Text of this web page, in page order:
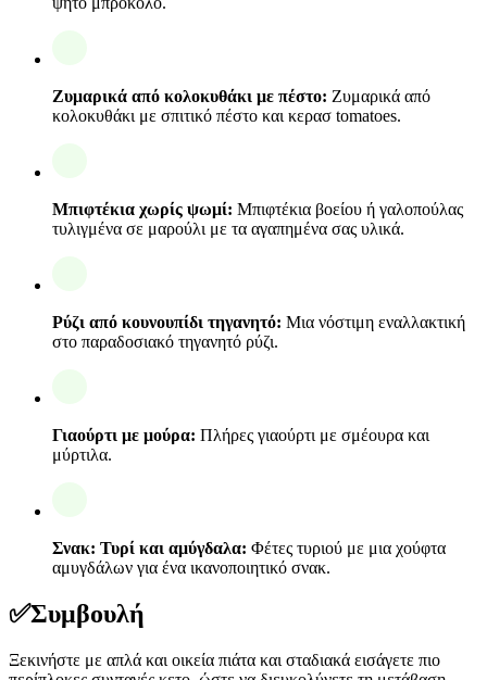
Ζυμαρικά από κολοκυθάκι με πέστο: Ζυμαρικά από
κολοκυθάκι με σπιτικό πέστο και κερασ tomatoes.
Μπιφτέκια χωρίς ψωμί: Μπιφτέκια βοείου ή γαλοπούλας
τυλιγμένα σε μαρούλι με τα αγαπημένα σας υλικά.
Ρύζι από κουνουπίδι τηγανητό: Μια νόστιμη εναλλακτική
στο παραδοσιακό τηγανητό ρύζι.
Γιαούρτι με μούρα: Πλήρες γιαούρτι με σμέουρα και
μύρτιλα.
Σνακ: Τυρί και αμύγδαλα: Φέτες τυριού με μια χούφτα
αμυγδάλων για ένα ικανοποιητικό σνακ.
✅Συμβουλή
Ξεκινήστε με απλά και οικεία πιάτα και σταδιακά εισάγετε πιο